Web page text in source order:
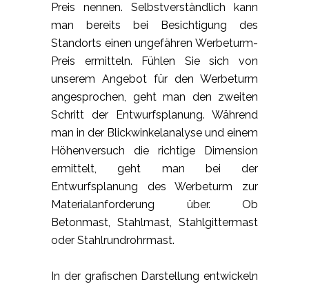
Preis nennen. Selbstverständlich kann
man bereits bei Besichtigung des
Standorts einen ungefähren Werbeturm-
Preis ermitteln. Fühlen Sie sich von
unserem Angebot für den Werbeturm
angesprochen, geht man den zweiten
Schritt der Entwurfsplanung. Während
man in der Blickwinkelanalyse und einem
Höhenversuch die richtige Dimension
ermittelt, geht man bei der
Entwurfsplanung des Werbeturm zur
Materialanforderung über. Ob
Betonmast, Stahlmast, Stahlgittermast
oder Stahlrundrohrmast.
In der grafischen Darstellung entwickeln